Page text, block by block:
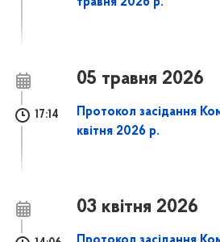
травня 2026 р.
05 травня 2026
17:14
Протокол засідання
квітня 2026 р.
03 квітня 2026